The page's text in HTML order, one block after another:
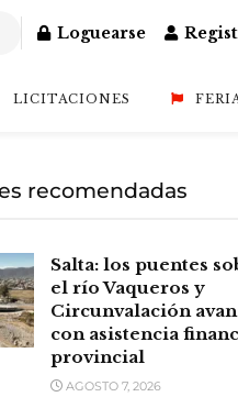
Loguearse
LICITACIONES
recomendadas
Salta: los puentes
el río Vaqueros y
Circunvalación
con asistencia
provincial
AGOSTO 7, 2026